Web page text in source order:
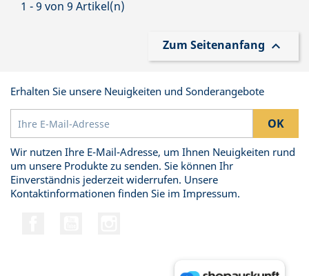
1 - 9 von 9 Artikel(n)
Zum Seitenanfang 
Erhalten Sie unsere Neuigkeiten und Sonderangebote
Wir nutzen Ihre E-Mail-Adresse, um Ihnen Neuigkeiten rund
um unsere Produkte zu senden. Sie können Ihr
Einverständnis jederzeit widerrufen. Unsere
Kontaktinformationen finden Sie im Impressum.